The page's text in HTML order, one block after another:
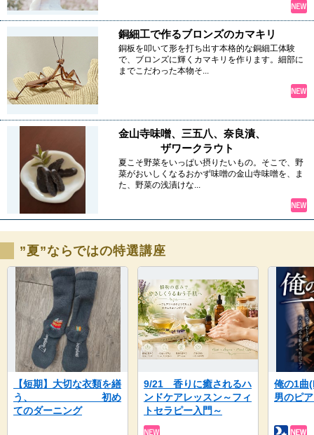
銅細工で作るブロンズのカマキリ
銅板を叩いて形を打ち出す本格的な銅細工体験
で、ブロンズに輝くカマキリを作ります。細部に
までこだわった本物そ...
金山寺味噌、三五八、奈良漬、
ザワークラウト
夏こそ野菜をいっぱい摂りたいもの。そこで、野
菜がおいしくなるおかず味噌の金山寺味噌を、ま
た、野菜の浅漬けな...
”夏”ならではの特選講座
【短期】大切な衣類を繕
う、 初め
てのダーニング
9/21 香りに癒されるハ
ンドケアレッスン～フィ
トセラピー入門～
俺の1曲
男のピ